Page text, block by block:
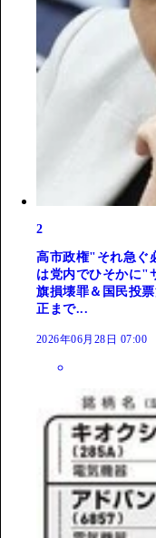
2
高市政権"それ急ぐ
は党内でひそかに"
旗損壊罪＆国民投
正まで...
2026年06月28日 07:00